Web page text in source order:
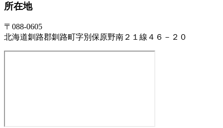
所在地
〒088-0605
北海道釧路郡釧路町字別保原野南２１線４６－２０